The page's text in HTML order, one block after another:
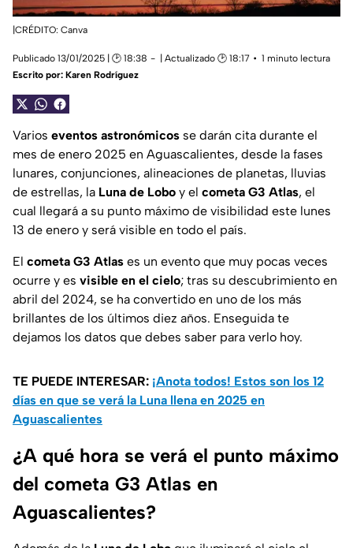
|CRÉDITO: Canva
Publicado 13/01/2025 | 🕑 18:38 | Actualizado 🕑 18:17
1 minuto lectura
Escrito por: Karen Rodríguez
Varios eventos astronómicos se darán cita durante el
mes de enero 2025 en Aguascalientes, desde la fases
lunares, conjunciones, alineaciones de planetas, lluvias
de estrellas, la Luna de Lobo y el cometa G3 Atlas, el
cual llegará a su punto máximo de visibilidad este lunes
13 de enero y será visible en todo el país.
El cometa G3 Atlas es un evento que muy pocas veces
ocurre y es visible en el cielo; tras su descubrimiento en
abril del 2024, se ha convertido en uno de los más
brillantes de los últimos diez años. Enseguida te
dejamos los datos que debes saber para verlo hoy.
TE PUEDE INTERESAR: ¡Anota todos! Estos son los 12
días en que se verá la Luna llena en 2025 en
Aguascalientes
¿A qué hora se verá el punto máximo
del cometa G3 Atlas en
Aguascalientes?